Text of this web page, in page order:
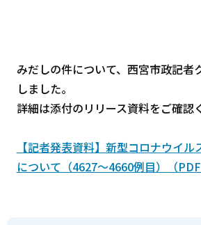
みだしの件について、西宮市政記者
しました。
詳細は添付のリリース資料をご確認
【記者発表資料】新型コロナウイ
について（4627～4660例目）（PDF